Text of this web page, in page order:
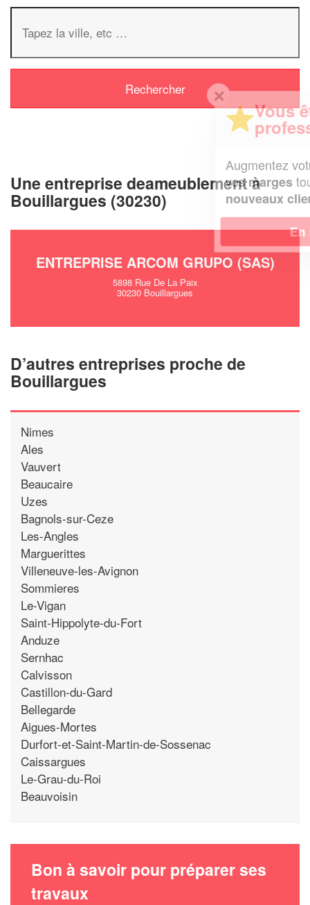
Une entreprise deameublement à
Bouillargues (30230)
ENTREPRISE ARCOM GRUPO (SAS)
5898 Rue De La Paix
30230 Bouillargues
D’autres entreprises proche de
Bouillargues
Nimes
Ales
Vauvert
Beaucaire
Uzes
Bagnols-sur-Ceze
Les-Angles
Marguerittes
Villeneuve-les-Avignon
Sommieres
Le-Vigan
Saint-Hippolyte-du-Fort
Anduze
Sernhac
Calvisson
Castillon-du-Gard
Bellegarde
Aigues-Mortes
Durfort-et-Saint-Martin-de-Sossenac
Caissargues
Le-Grau-du-Roi
Beauvoisin
Bon à savoir pour préparer ses
travaux
Vous êtes un
professionnel ?
chiffre d'affaireset
vosmargestout en gagnant de
nouveaux clients
En savoir plus